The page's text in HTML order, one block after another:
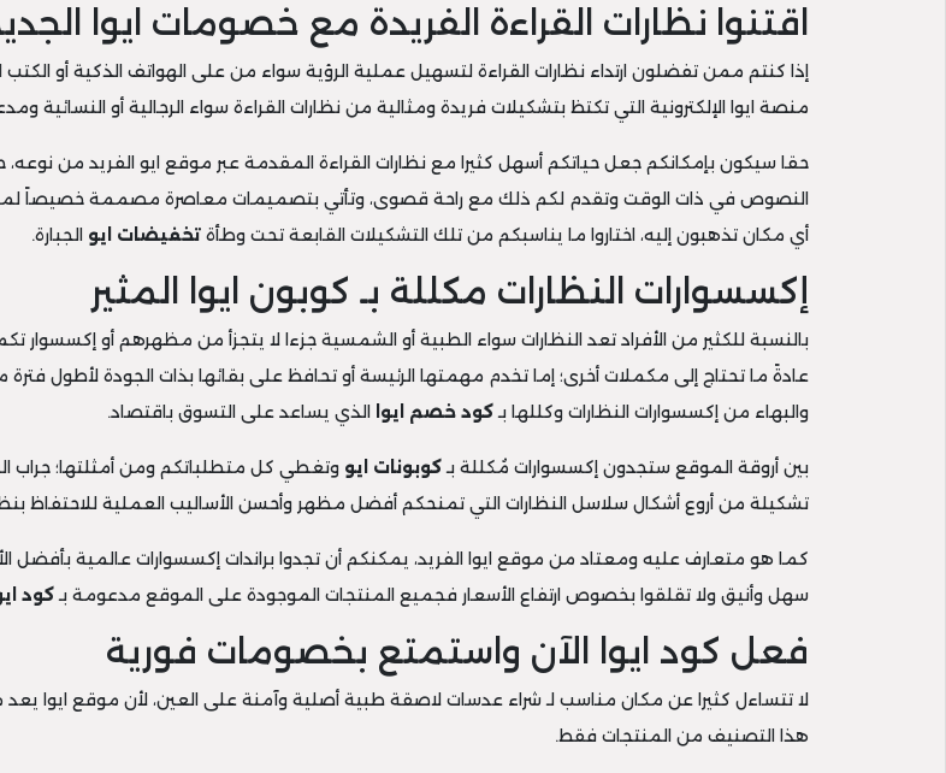
اقتنوا نظارات القراءة الفريدة مع خصومات ايوا
إذا كنتم ممن تفضلون ارتداء نظارات القراءة لتسهيل عملية الرؤية سواء من على الهواتف الذكية أو
منصة ايوا الإلكترونية التي تكتظ بتشكيلات فريدة ومثالية من نظارات القراءة سواء الرجالية أو النسائية
حقا سيكون بإمكانكم جعل حياتكم أسهل كثيرا مع نظارات القراءة المقدمة عبر موقع ايو الفريد من
النصوص في ذات الوقت وتقدم لكم ذلك مع راحة قصوى، وتأتي بتصميمات معاصرة مصممة خصيصاً
أي مكان تذهبون إليه، اختاروا ما يناسبكم من تلك التشكيلات القابعة تحت وطأة تخفيضات ايو الجبارة.
إكسسوارات النظارات مكللة بـ كوبون ايوا المثير
بالنسبة للكثير من الأفراد تعد النظارات سواء الطبية أو الشمسية جزءا لا يتجزأ من مظهرهم أو إكسسوار
عادةً ما تحتاج إلى مكملات أخرى؛ إما تخدم مهمتها الرئيسة أو تحافظ على بقائها بذات الجودة لأطول
والبهاء من إكسسوارات النظارات وكللها بـكود خصم ايوا الذي يساعد على التسوق باقتصاد.
بين أروقة الموقع ستجدون إكسسوارات مُكللة بـكوبونات ايو وتغطي كل متطلباتكم ومن أمثلتها؛ جراب
تشكيلة من أروع أشكال سلاسل النظارات التي تمنحكم أفضل مظهر وأحسن الأساليب العملية للاحتفاظ
كما هو متعارف عليه ومعتاد من موقع ايوا الفريد، يمكنكم أن تجدوا براندات إكسسوارات عالمية بأفضل
سهل وأنيق ولا تقلقوا بخصوص ارتفاع الأسعار فجميع المنتجات الموجودة على الموقع مدعومة بـكود
فعل كود ايوا الآن واستمتع بخصومات فورية
لا تتساءل كثيرا عن مكان مناسب لـ شراء عدسات لاصقة طبية أصلية وآمنة على العين، لأن موقع ايوا
هذا التصنيف من المنتجات فقط.